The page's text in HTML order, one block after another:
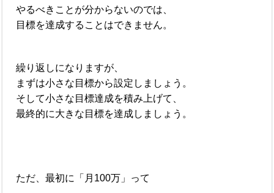
やるべきことが分からないのでは、
目標を達成することはできません。
繰り返しになりますが、
まずは小さな目標から設定しましょう。
そして小さな目標達成を積み上げて、
最終的に大きな目標を達成しましょう。
ただ、最初に「月100万」って